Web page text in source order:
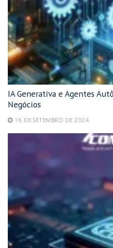
IA Generativa e Agentes
Negócios
18 DE SETEMBRO DE 2024